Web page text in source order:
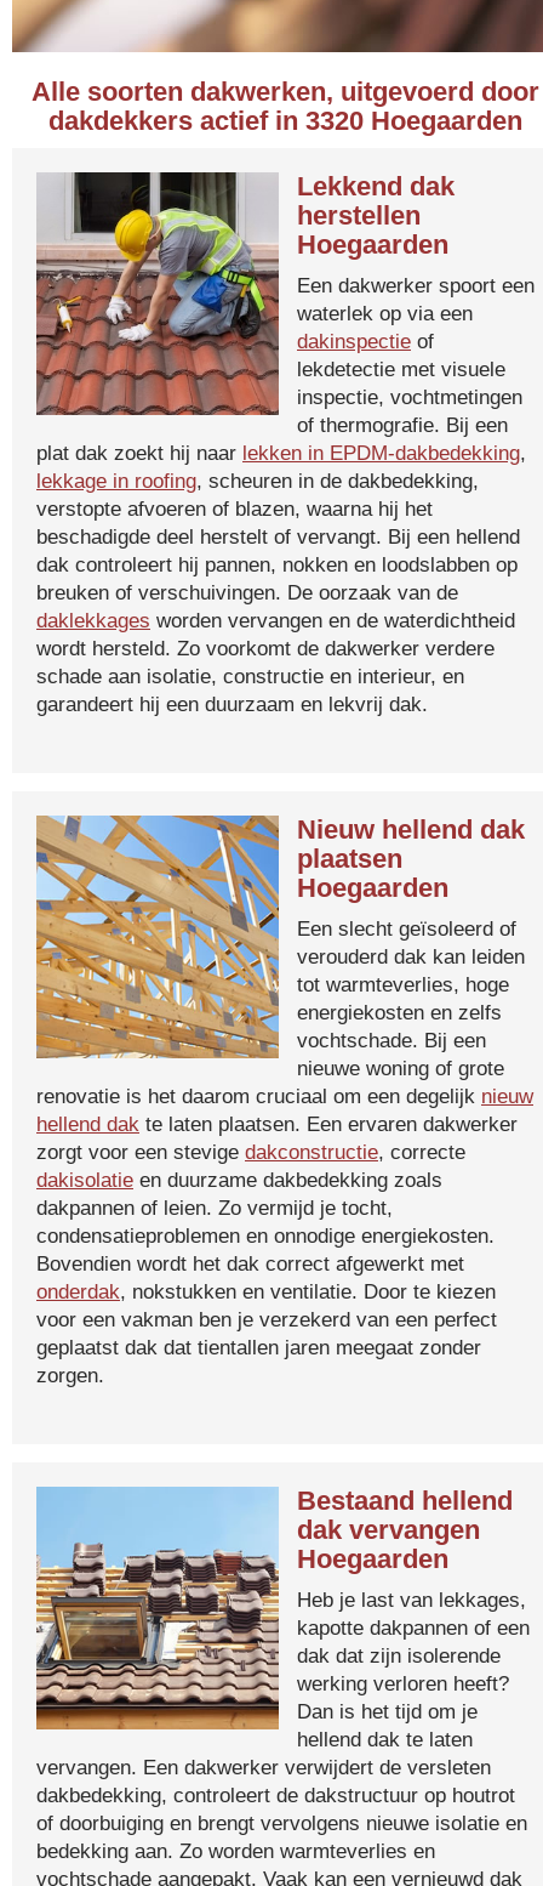
Alle soorten dakwerken, uitgevoerd door
dakdekkers actief in 3320 Hoegaarden
Lekkend dak
herstellen
Hoegaarden
Een dakwerker spoort een
waterlek op via een
dakinspectie of
lekdetectie met visuele
inspectie, vochtmetingen
of thermografie. Bij een
plat dak zoekt hij naar lekken in EPDM-dakbedekking,
lekkage in roofing, scheuren in de dakbedekking,
verstopte afvoeren of blazen, waarna hij het
beschadigde deel herstelt of vervangt. Bij een hellend
dak controleert hij pannen, nokken en loodslabben op
breuken of verschuivingen. De oorzaak van de
daklekkages worden vervangen en de waterdichtheid
wordt hersteld. Zo voorkomt de dakwerker verdere
schade aan isolatie, constructie en interieur, en
garandeert hij een duurzaam en lekvrij dak.
Nieuw hellend dak
plaatsen
Hoegaarden
Een slecht geïsoleerd of
verouderd dak kan leiden
tot warmteverlies, hoge
energiekosten en zelfs
vochtschade. Bij een
nieuwe woning of grote
renovatie is het daarom cruciaal om een degelijk nieuw
hellend dak te laten plaatsen. Een ervaren dakwerker
zorgt voor een stevige dakconstructie, correcte
dakisolatie en duurzame dakbedekking zoals
dakpannen of leien. Zo vermijd je tocht,
condensatieproblemen en onnodige energiekosten.
Bovendien wordt het dak correct afgewerkt met
onderdak, nokstukken en ventilatie. Door te kiezen
voor een vakman ben je verzekerd van een perfect
geplaatst dak dat tientallen jaren meegaat zonder
zorgen.
Bestaand hellend
dak vervangen
Hoegaarden
Heb je last van lekkages,
kapotte dakpannen of een
dak dat zijn isolerende
werking verloren heeft?
Dan is het tijd om je
hellend dak te laten
vervangen. Een dakwerker verwijdert de versleten
dakbedekking, controleert de dakstructuur op houtrot
of doorbuiging en brengt vervolgens nieuwe isolatie en
bedekking aan. Zo worden warmteverlies en
vochtschade aangepakt. Vaak kan een vernieuwd dak